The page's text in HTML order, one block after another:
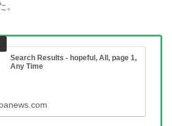
。
Search Results - hopeful, All, page 1,
Any Time